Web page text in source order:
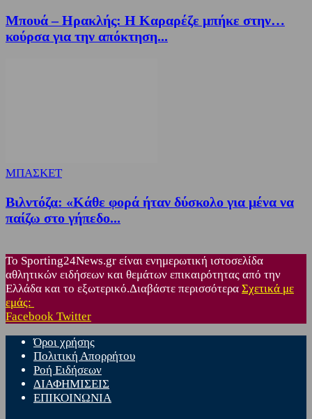
Μπουά – Ηρακλής: Η Καραρέζε μπήκε στην…
κούρσα για την απόκτηση...
ΜΠΑΣΚΕΤ
Βιλντόζα: «Κάθε φορά ήταν δύσκολο για μένα να
παίζω στο γήπεδο...
Το Sporting24News.gr είναι ενημερωτική ιστοσελίδα
αθλητικών ειδήσεων και θεμάτων επικαιρότητας από την
Ελλάδα και το εξωτερικό.Διαβάστε περισσότερα Σχετικά με
εμάς:
Facebook Twitter
Όροι χρήσης
Πολιτική Απορρήτου
Ροή Ειδήσεων
ΔΙΑΦΗΜΙΣΕΙΣ
ΕΠΙΚΟΙΝΩΝΙΑ